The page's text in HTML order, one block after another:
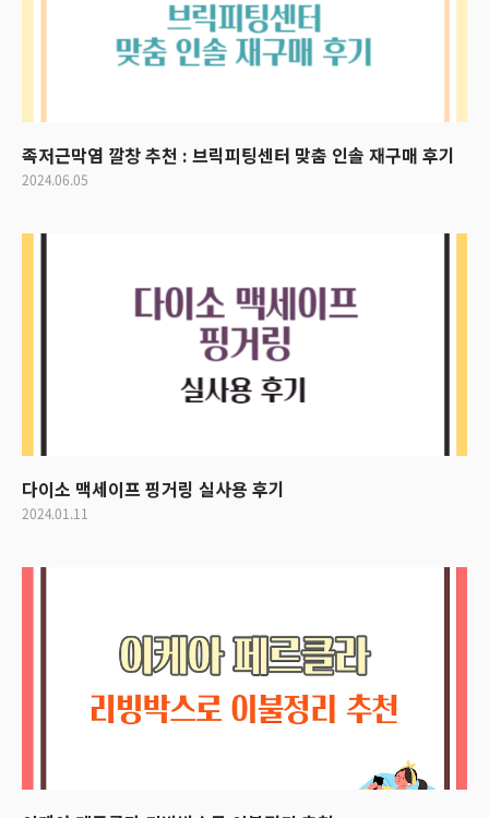
족저근막염 깔창 추천 : 브릭피팅센터 맞춤 인솔 재구매 후기
2024.06.05
다이소 맥세이프 핑거링 실사용 후기
2024.01.11